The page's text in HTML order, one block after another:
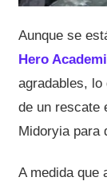
Aunque se
Hero
agradables, lo
de un rescate
Midoryia para
A medida que